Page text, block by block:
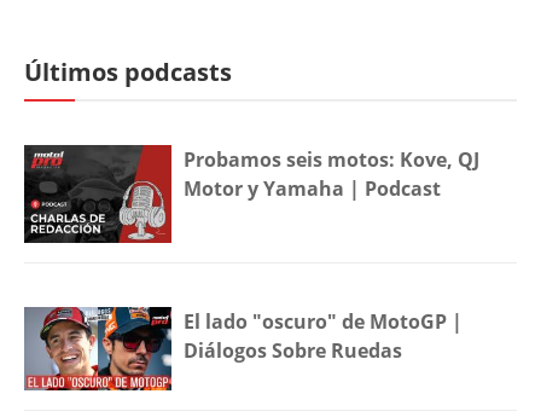
Últimos podcasts
Probamos seis motos: Kove, QJ
Motor y Yamaha | Podcast
El lado "oscuro" de MotoGP |
Diálogos Sobre Ruedas